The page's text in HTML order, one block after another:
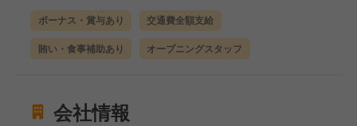
ボーナス・賞与あり 交通費全額支給
賄い・食事補助あり オープニングスタッフ
会社情報